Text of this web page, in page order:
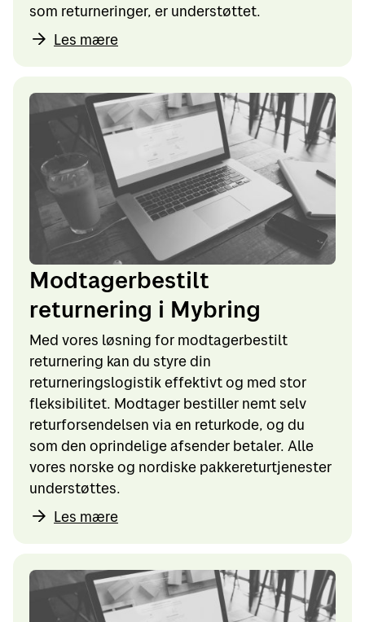
som returneringer, er understøttet.
Les mære
Modtagerbestilt
returnering i Mybring
Med vores løsning for modtagerbestilt
returnering kan du styre din
returneringslogistik effektivt og med stor
fleksibilitet. Modtager bestiller nemt selv
returforsendelsen via en returkode, og du
som den oprindelige afsender betaler. Alle
vores norske og nordiske pakkereturtjenester
understøttes.
Les mære